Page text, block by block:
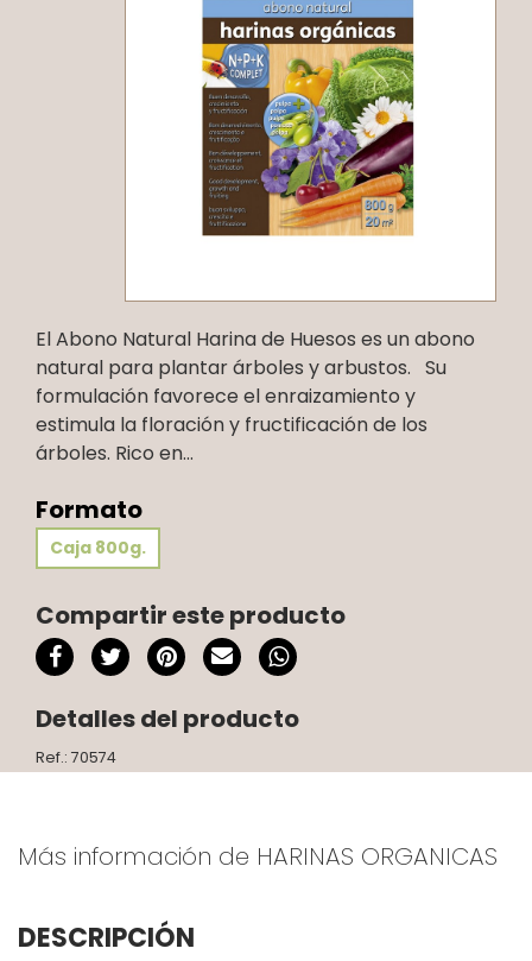
El Abono Natural Harina de Huesos es un abono
natural para plantar árboles y arbustos. Su
formulación favorece el enraizamiento y
estimula la floración y fructificación de los
árboles. Rico en...
Formato
Caja 800g.
Compartir este producto
Detalles del producto
Ref.: 70574
Más información de HARINAS ORGANICAS
DESCRIPCIÓN